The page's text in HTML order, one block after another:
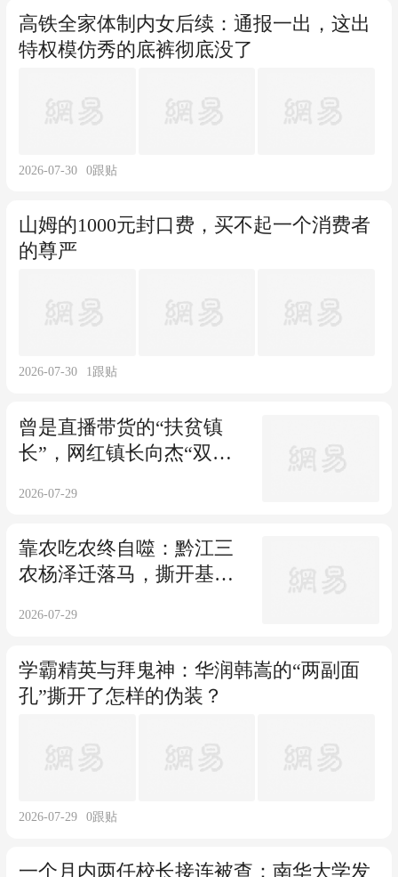
高铁全家体制内女后续：通报一出，这出
特权模仿秀的底裤彻底没了
2026-07-30 0跟贴
山姆的1000元封口费，买不起一个消费者
的尊严
2026-07-30 1跟贴
曾是直播带货的“扶贫镇
长”，网红镇长向杰“双面
2026-07-29
靠农吃农终自噬：黔江三
农杨泽迁落马，撕开基层
2026-07-29
学霸精英与拜鬼神：华润韩嵩的“两副面
孔”撕开了怎样的伪装？
2026-07-29 0跟贴
一个月内两任校长接连被查：南华大学发